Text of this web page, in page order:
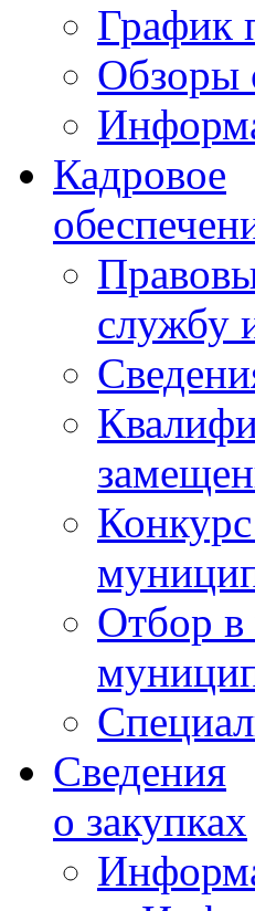
График
Обзоры
Кадровое
службу
Отбор в
Сведения
о закупках